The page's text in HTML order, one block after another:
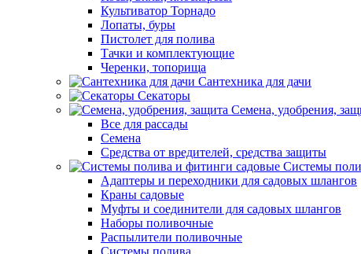
Культиватор Торнадо
Лопаты, буры
Пистолет для полива
Тачки и комплектующие
Черенки, топорища
Сантехника для дачи
Секаторы
Семена, удобрения,
Все для рассады
Семена
Средства от вредителей, средства защиты
Системы
Адаптеры и переходники для садовых шлангов
Краны садовые
Муфты и соединители для садовых шлангов
Наборы поливочные
Распылители поливочные
Системы полива